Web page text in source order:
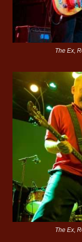
The Ex,
The Ex,